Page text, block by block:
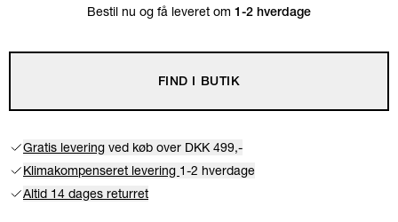
Bestil nu og få leveret om 1-2 hverdage
FIND I BUTIK
Gratis levering ved køb over DKK 499,-
Klimakompenseret levering 1-2 hverdage
Altid 14 dages returret